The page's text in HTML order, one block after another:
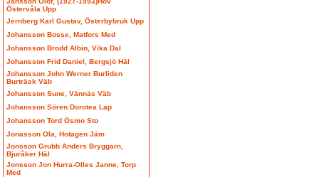
Östervåla Upp
Jernberg Karl Gustav, Österbybruk Upp
Johansson Bosse, Matfors Med
Johansson Brodd Albin, Vika Dal
Johansson Frid Daniel, Bergsjö Häl
Johansson John Werner Burliden
Burträsk Väb
Johansson Sune, Vännäs Väb
Johansson Sören Dorotea Lap
Johansson Tord Ösmo Sto
Jonasson Ola, Hotagen Jäm
Jonsson Grubb Anders Bryggarn,
Bjuråker Häl
Jonsson Jon Hurra-Olles Janne, Torp
Med